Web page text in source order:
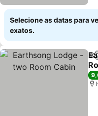
Selecione as datas para
exatos.